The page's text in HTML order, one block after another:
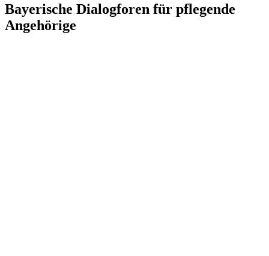
Bayerische Dialogforen für pflegende
Angehörige